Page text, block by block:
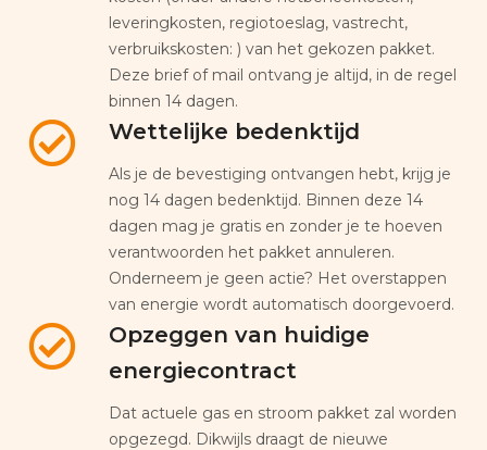
leveringkosten, regiotoeslag, vastrecht,
verbruikskosten: ) van het gekozen pakket.
Deze brief of mail ontvang je altijd, in de regel
binnen 14 dagen.
Wettelijke bedenktijd
Als je de bevestiging ontvangen hebt, krijg je
nog 14 dagen bedenktijd. Binnen deze 14
dagen mag je gratis en zonder je te hoeven
verantwoorden het pakket annuleren.
Onderneem je geen actie? Het overstappen
van energie wordt automatisch doorgevoerd.
Opzeggen van huidige
energiecontract
Dat actuele gas en stroom pakket zal worden
opgezegd. Dikwijls draagt de nieuwe